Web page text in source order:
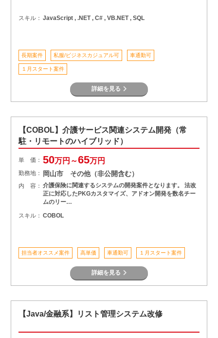
スキル： JavaScript , .NET , C# , VB.NET , SQL
長期案件 私服/ビジネスカジュアル可 車通勤可
１月スタート案件
詳細を見る
【COBOL】介護サービス関連システム開発（常
駐・リモートのハイブリッド）
単 価： 50万円～65万円
勤務地： 岡山市 その他（非公開含む）
内 容： 介護保険に関連するシステムの開発案件となります。 法改
正に対応したPKGカスタマイズ、アドオン開発を数名チー
ムのリー…
スキル： COBOL
担当者オススメ案件 高単価 車通勤可 １月スタート案件
詳細を見る
【Java/金融系】リスト管理システム改修